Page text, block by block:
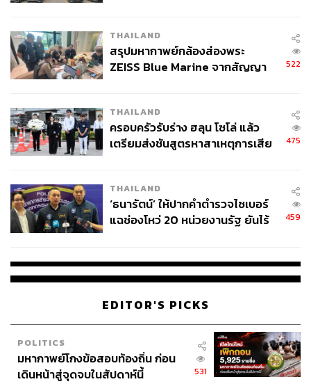
THAILAND
สรุปมหากาพย์กล้องส่องพระ
ZEISS Blue Marine จากสัญญา
จ่ายหนี้-แอบระบุแบรนด์
522
THAILAND
ครอบครัวรับร่าง ฮลุน โซโล่ แล้ว
เตรียมส่งชันสูตรหาสาเหตุการเสีย
475
THAILAND
‘ธนารัตน์’ ให้ปากคำตำรวจไซเบอร์
แฉช่องโหว่ 20 หน่วยงานรัฐ ยันไร้
459
EDITOR'S PICKS
POLITICS
มหากาพย์โกงข้อสอบท้องถิ่น ก่อน
เดินหน้าสู่จุดจบในสัปดาห์นี้
531